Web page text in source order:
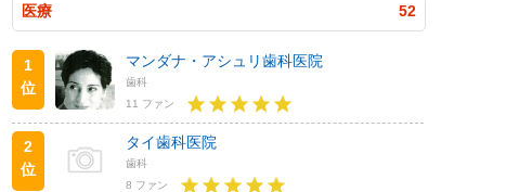
医療 52
1
位
マンダナ・アシュリ歯科医院
歯科
11 ファン
2
位
タイ歯科医院
歯科
8 ファン